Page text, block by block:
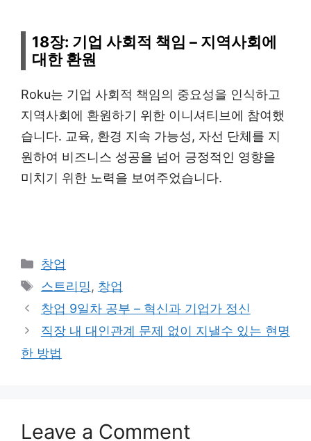
18장: 기업 사회적 책임 – 지역사회에
대한 환원
Roku는 기업 사회적 책임의 중요성을 인식하고
지역사회에 환원하기 위한 이니셔티브에 참여했
습니다. 교육, 환경 지속 가능성, 자선 단체를 지
원하여 비즈니스 성공을 넘어 긍정적인 영향을
미치기 위한 노력을 보여주었습니다.
Categories
창업
Tags
스트리밍, 창업
창업 9일차 공부 – 혁신과 기업가 정신
직장 내 대인관계 문제 없이 지낼수 있는 현명
한 방법
Leave a Comment